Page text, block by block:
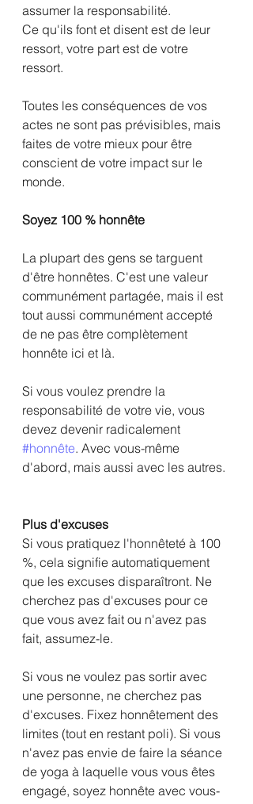
assumer la responsabilité.
Ce qu'ils font et disent est de leur
ressort, votre part est de votre
ressort.
Toutes les conséquences de vos
actes ne sont pas prévisibles, mais
faites de votre mieux pour être
conscient de votre impact sur le
monde.
Soyez 100 % honnête
La plupart des gens se targuent
d'être honnêtes. C'est une valeur
communément partagée, mais il est
tout aussi communément accepté
de ne pas être complètement
honnête ici et là.
Si vous voulez prendre la
responsabilité de votre vie, vous
devez devenir radicalement
#honnête. Avec vous-même
d'abord, mais aussi avec les autres.
Plus d'excuses
Si vous pratiquez l'honnêteté à 100
%, cela signifie automatiquement
que les excuses disparaîtront. Ne
cherchez pas d'excuses pour ce
que vous avez fait ou n'avez pas
fait, assumez-le.
Si vous ne voulez pas sortir avec
une personne, ne cherchez pas
d'excuses. Fixez honnêtement des
limites (tout en restant poli). Si vous
n'avez pas envie de faire la séance
de yoga à laquelle vous vous êtes
engagé, soyez honnête avec vous-